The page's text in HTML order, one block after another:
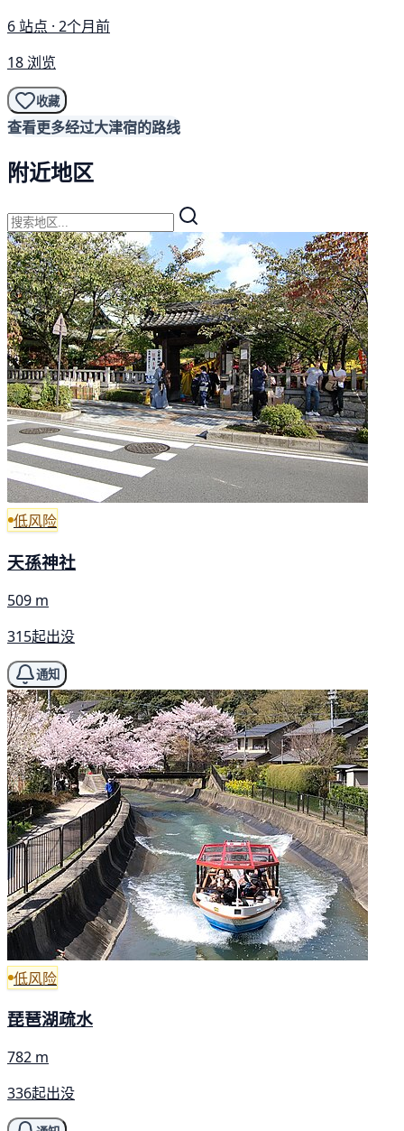
6 站点 · 2个月前
18 浏览
收藏
查看更多经过大津宿的路线
附近地区
低风险
天孫神社
509 m
315起出没
通知
低风险
琵琶湖疏水
782 m
336起出没